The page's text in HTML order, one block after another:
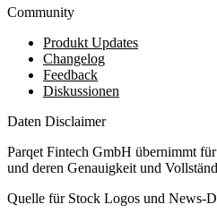
Community
Produkt Updates
Changelog
Feedback
Diskussionen
Daten Disclaimer
Parqet Fintech GmbH übernimmt
und deren Genauigkeit und
Quelle für Stock Logos und News-